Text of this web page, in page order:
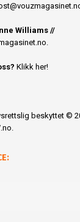
Williams //
Klikk her!
beskyttet ©